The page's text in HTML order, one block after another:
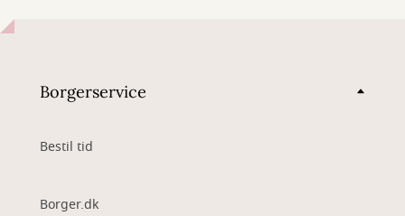
Borgerservice
Bestil tid
Borger.dk